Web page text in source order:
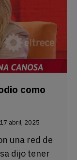
como
17 abril, 2025
una red de
dijo tener